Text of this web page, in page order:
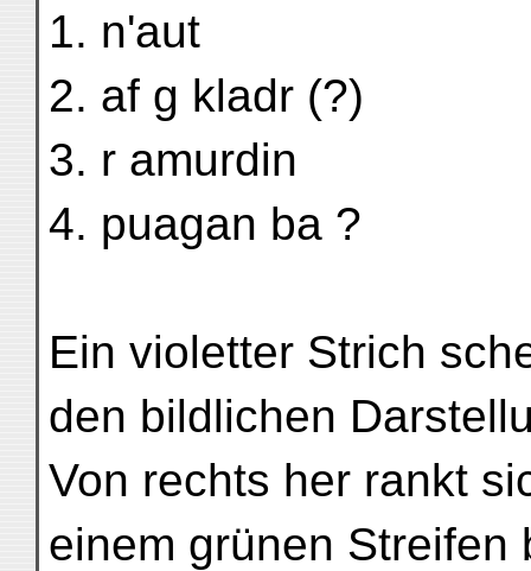
1. n'aut
2. af g kladr (?)
3. r amurdin
4. puagan ba ?
Ein violetter Strich
den bildlichen
Von rechts her rankt
einem grünen Streifen